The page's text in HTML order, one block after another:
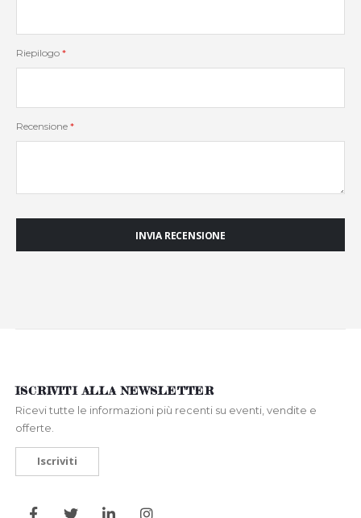
Riepilogo
Recensione
INVIA RECENSIONE
ISCRIVITI ALLA NEWSLETTER
Ricevi tutte le informazioni più recenti su eventi, vendite e
offerte.
Iscriviti